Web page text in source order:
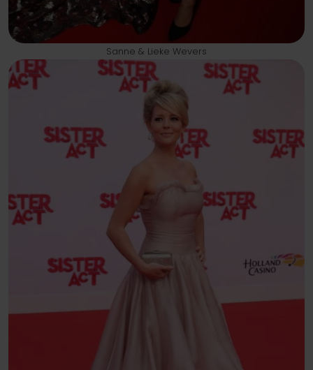
Sanne & Lieke Wevers